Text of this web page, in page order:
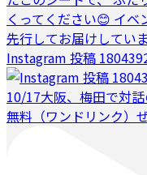
Instagram 投稿
10/17大阪、梅田で対
無料（ワンドリンク）